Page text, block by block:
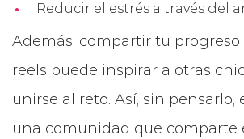
Reducir el estrés a través del
Además, compartir tu
reels puede inspirar a otras
unirse al reto. Así, sin pensarlo,
una comunidad que comparte